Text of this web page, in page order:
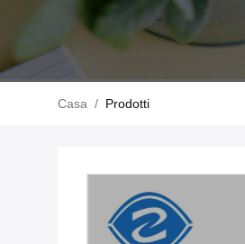
Casa / Prodotti